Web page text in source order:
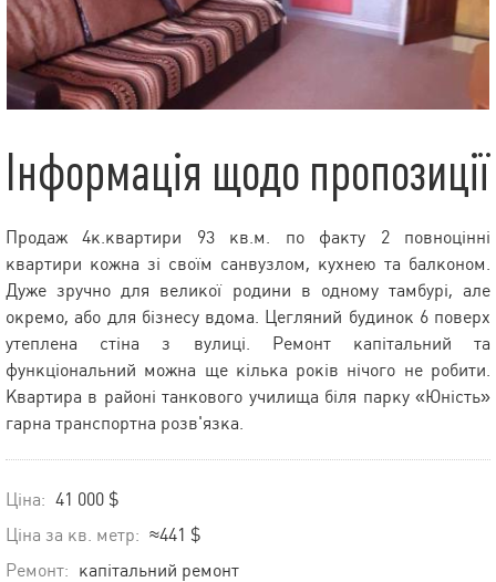
Інформація щодо пропозиції
Продаж 4к.квартири 93 кв.м. по факту 2 повноцінні
квартири кожна зі своїм санвузлом, кухнею та балконом.
Дуже зручно для великої родини в одному тамбурі, але
окремо, або для бізнесу вдома. Цегляний будинок 6 поверх
утеплена стіна з вулиці. Ремонт капітальний та
функціональний можна ще кілька років нічого не робити.
Квартира в районі танкового училища біля парку «Юність»
гарна транспортна розв'язка.
Ціна: 41 000 $
Ціна за кв. метр: ≈441 $
Ремонт: капітальний ремонт